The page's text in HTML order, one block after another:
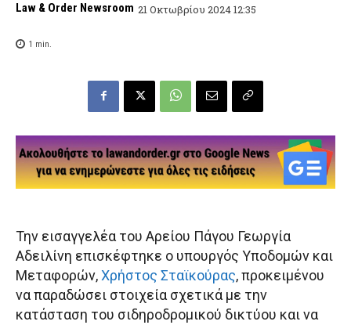
Law & Order Newsroom 21 Οκτωβρίου 2024 12:35
1 min.
Την εισαγγελέα του Αρείου Πάγου Γεωργία
Αδειλίνη επισκέφτηκε ο υπουργός Υποδομών και
Μεταφορών,Χρήστος Σταϊκούρας, προκειμένου
να παραδώσει στοιχεία σχετικά με την
κατάσταση του σιδηροδρομικού δικτύου και να